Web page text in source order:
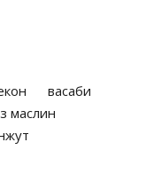
васаби
маслин